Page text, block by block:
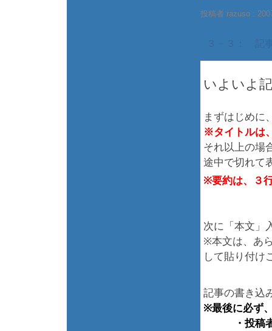
投稿者 razuso :
いよいよ
まずはじめに
※タイトルは
それ以上の場
途中で切れて
※要約は、３
次に「本文」
※本文は、あ
して貼り付け
記事の書き込
※最後に必ず
・投稿者